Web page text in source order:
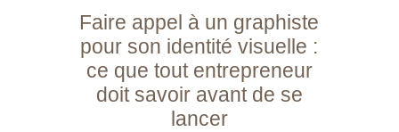
Faire appel à un graphiste
pour son identité visuelle :
ce que tout entrepreneur
doit savoir avant de se
lancer